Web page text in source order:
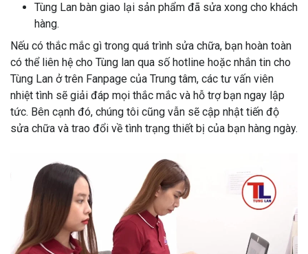
Tùng Lan bàn giao lại sản phẩm đã sửa xong cho khách
hàng.
Nếu có thắc mắc gì trong quá trình sửa chữa, bạn hoàn toàn
có thể liên hệ cho Tùng lan qua số hotline hoặc nhắn tin cho
Tùng Lan ở trên Fanpage của Trung tâm, các tư vấn viên
nhiệt tình sẽ giải đáp mọi thắc mắc và hỗ trợ bạn ngay lập
tức. Bên cạnh đó, chúng tôi cũng vẫn sẽ cập nhật tiến độ
sửa chữa và trao đổi về tình trạng thiết bị của bạn hàng ngày.